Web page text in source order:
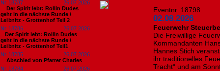
Nr. 18787
26.07.2026
Der Spirit lebt: Rollin Dudes
geht in die nächste Runde /
Leibnitz - Grottenhof Teil 2
Nr. 18786
26.07.2026
​Der Spirit lebt: Rollin Dudes
geht in die nächste Runde /
Leibnitz - Grottenhof Teil1
Nr. 18785
26.07.2026
Abschied von Pfarrer Charles
Nr. 18784
26.07.2026
Eventnr. 18798
02.08.2026
Feuerwehr
Die Freiwillige
Kommandanten
Hannes Stich
ihr traditionelles
Tracht“ und am